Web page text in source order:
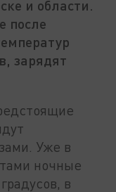
и области.
после
зарядят
Уже в
ночные
в